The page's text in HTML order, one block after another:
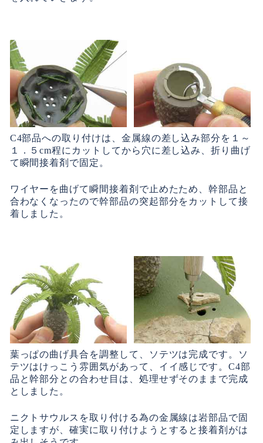
C4部品への取り付けは、金属線の差し込み部分を１～
１．５cm程にカットしてから穴に差し込み、折り曲げ
て瞬間接着剤で固定。
ワイヤーを曲げて瞬間接着剤で止めたため、幹部品と
合わなくなったので幹部品の突起部分をカットして接
着しました。
葉っぱの曲げ具合を調整して、ソテツは完成です。ソ
テツはけっこう雰囲気があって、イイ感じです。C4部
品と幹部分との合わせ目は、処理せずそのままで完成
としました。
ニクトサウルスを取り付ける為の金属線は岩部品で固
定しますが、確実に取り付けようとすると接着剤がは